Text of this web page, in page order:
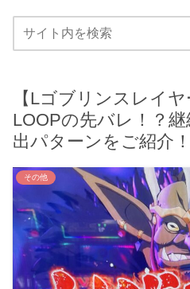
【Lゴブリンスレイ
LOOPの先バレ！？
出パターンをご紹介！
その他